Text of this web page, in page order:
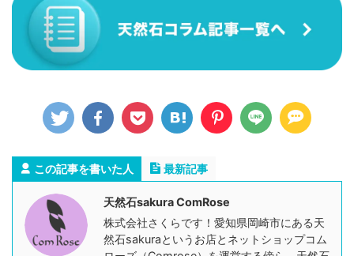
この記事を書いた人 最新記事
天然石sakura ComRose
株式会社さくらです！愛知県岡崎市にある天
然石sakuraというお店とネットショップコム